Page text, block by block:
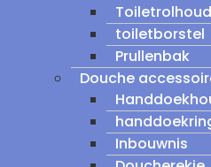
toiletborstel
Prullenbak
Douche
Inbouwnis